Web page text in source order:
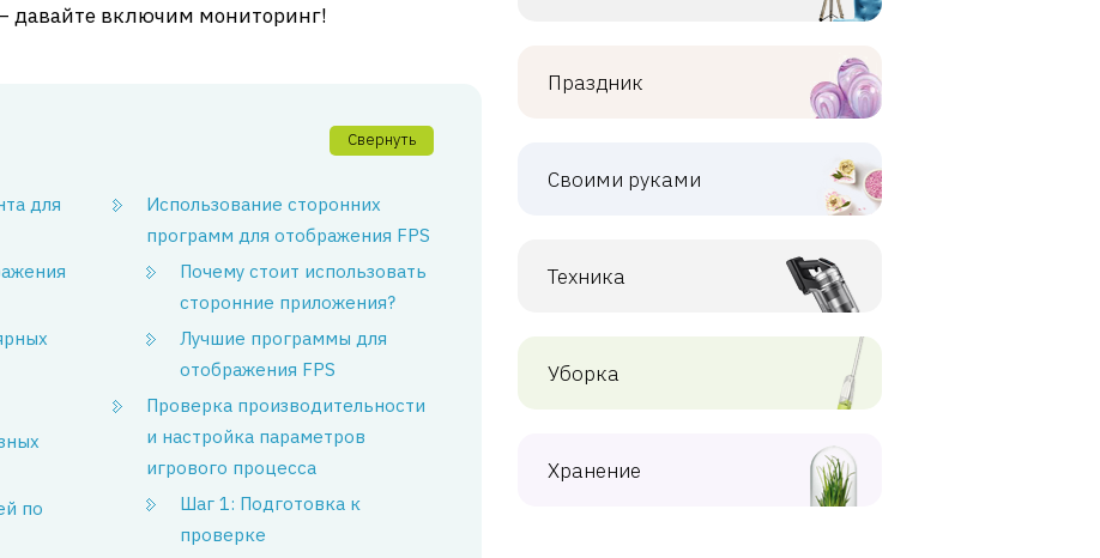
давайте включим мониторинг!
Свернуть
для
по
Использование сторонних
программ для отображения FPS
Почему стоит использовать
сторонние приложения?
Лучшие программы для
отображения FPS
Проверка производительности
и настройка параметров
игрового процесса
Шаг 1: Подготовка к
проверке
Праздник
Своими руками
Техника
Уборка
Хранение